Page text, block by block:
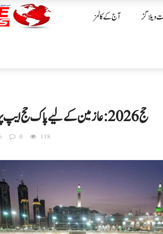
آج کے کالمز ویلاگز
حج 2026: عازمین کے لیے پاک حج ایپ پر میڈیکل فارم لازمی قرار
0 118